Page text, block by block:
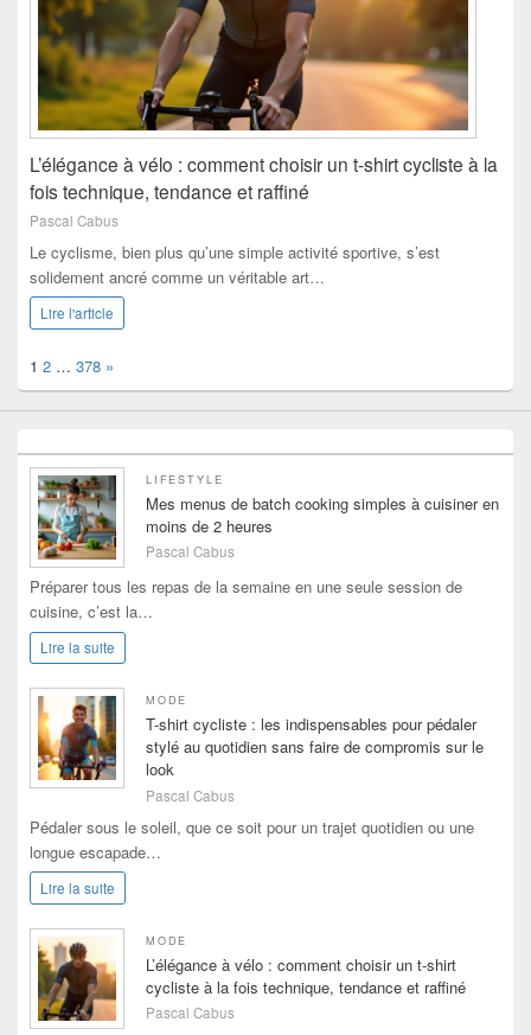
L’élégance à vélo : comment choisir un t-shirt cycliste à la
fois technique, tendance et raffiné
Pascal Cabus
Le cyclisme, bien plus qu’une simple activité sportive, s’est
solidement ancré comme un véritable art…
Lire l'article
Page:
1 2 … 378 Next
»
LIFESTYLE
Mes menus de batch cooking simples à cuisiner en
moins de 2 heures
Pascal Cabus
Préparer tous les repas de la semaine en une seule session de
cuisine, c’est la…
Lire la suite
MODE
T-shirt cycliste : les indispensables pour pédaler
stylé au quotidien sans faire de compromis sur le
look
Pascal Cabus
Pédaler sous le soleil, que ce soit pour un trajet quotidien ou une
longue escapade…
Lire la suite
MODE
L’élégance à vélo : comment choisir un t-shirt
cycliste à la fois technique, tendance et raffiné
Pascal Cabus